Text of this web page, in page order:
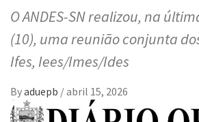
O ANDES-SN realizou, na
(10), uma reunião conjunta
Ifes, Iees/Imes/Ides
Byaduepb /abril 15, 2026